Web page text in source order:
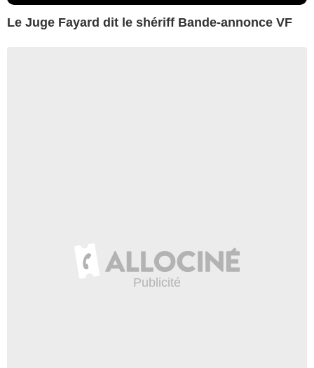
Le Juge Fayard dit le shériff Bande-annonce VF